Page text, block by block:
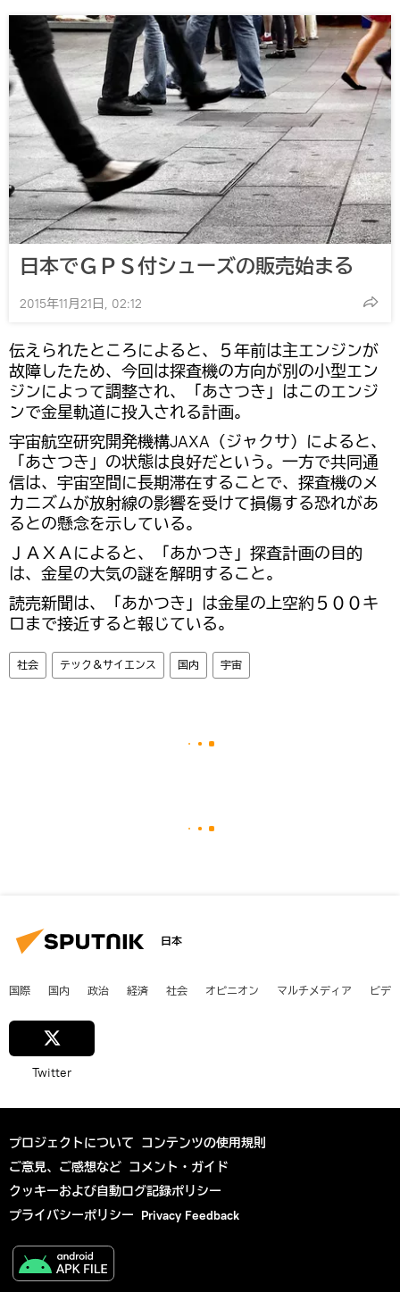
日本でＧＰＳ付シューズの販売始まる
2015年11月21日, 02:12
伝えられたところによると、５年前は主エンジンが
故障したため、今回は探査機の方向が別の小型エン
ジンによって調整され、「あさつき」はこのエンジ
ンで金星軌道に投入される計画。
宇宙航空研究開発機構JAXA（ジャクサ）によると、
「あさつき」の状態は良好だという。一方で共同通
信は、宇宙空間に長期滞在することで、探査機のメ
カニズムが放射線の影響を受けて損傷する恐れがあ
るとの懸念を示している。
ＪＡＸＡによると、「あかつき」探査計画の目的
は、金星の大気の謎を解明すること。
読売新聞は、「あかつき」は金星の上空約５００キ
ロまで接近すると報じている。
社会 テック＆サイエンス 国内 宇宙
日本
国際 国内 政治 経済 社会 オピニオン マルチメディア ビデ
Twitter
プロジェクトについて コンテンツの使用規則
ご意見、ご感想など コメント・ガイド
クッキーおよび自動ログ記録ポリシー
プライバシーポリシー Privacy Feedback